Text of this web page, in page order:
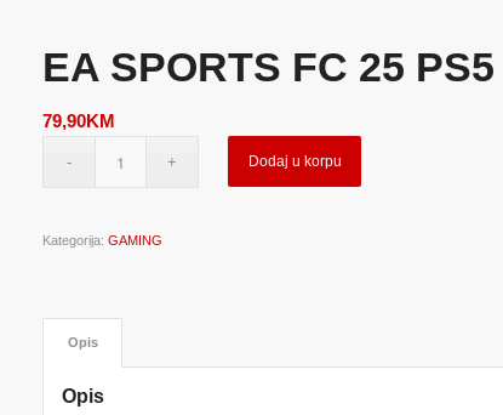
EA SPORTS FC 25
79,90KM
Dodaj u korpu
Kategorija:GAMING
Opis
Opis